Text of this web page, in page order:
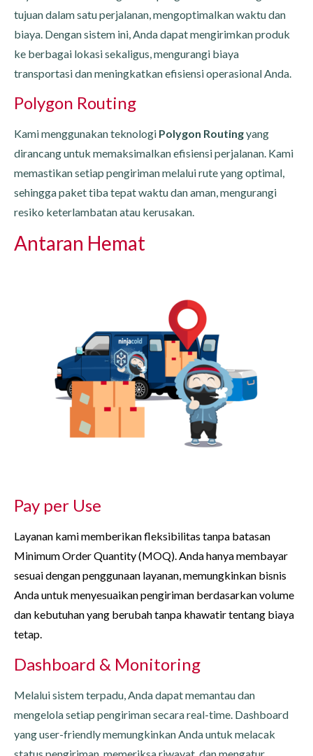
tujuan dalam satu perjalanan, mengoptimalkan waktu dan
biaya. Dengan sistem ini, Anda dapat mengirimkan produk
ke berbagai lokasi sekaligus, mengurangi biaya
transportasi dan meningkatkan efisiensi operasional Anda.
Polygon Routing
Kami menggunakan teknologi Polygon Routingyang
dirancang untuk memaksimalkan efisiensi perjalanan. Kami
memastikan setiap pengiriman melalui rute yang optimal,
sehingga paket tiba tepat waktu dan aman, mengurangi
resiko keterlambatan atau kerusakan.
Antaran Hemat
Pay per Use
Layanan kami memberikan fleksibilitas tanpa batasan
Minimum Order Quantity (MOQ). Anda hanya membayar
sesuai dengan penggunaan layanan, memungkinkan bisnis
Anda untuk menyesuaikan pengiriman berdasarkan volume
dan kebutuhan yang berubah tanpa khawatir tentang biaya
tetap.
Dashboard & Monitoring
Melalui sistem terpadu, Anda dapat memantau dan
mengelola setiap pengiriman secara real-time. Dashboard
yang user-friendly memungkinkan Anda untuk melacak
status pengiriman, memeriksa riwayat, dan mengatur